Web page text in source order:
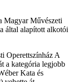
Magyar Művészeti
által alapított alkotói
Operettszínház A
a kategória legjobb
Kata és